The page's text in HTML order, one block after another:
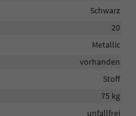
Schwarz
20
Metallic
vorhanden
Stoff
75 kg
unfallfrei